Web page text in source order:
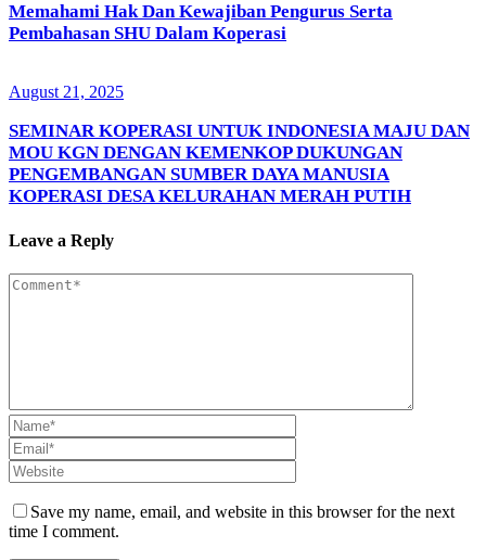
Memahami Hak Dan Kewajiban Pengurus Serta
Pembahasan SHU Dalam Koperasi
August 21, 2025
SEMINAR KOPERASI UNTUK INDONESIA MAJU DAN
MOU KGN DENGAN KEMENKOP DUKUNGAN
PENGEMBANGAN SUMBER DAYA MANUSIA
KOPERASI DESA KELURAHAN MERAH PUTIH
Leave a Reply
Save my name, email, and website in this browser for the next
time I comment.